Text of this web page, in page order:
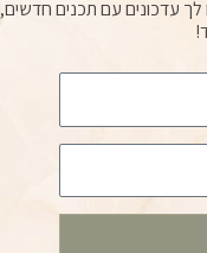
עדכונים עם תכנים חדשים,